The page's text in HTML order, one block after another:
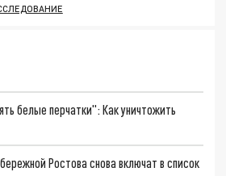
белые перчатки": Как уничтожить
Ростова снова включат в список